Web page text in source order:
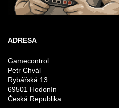
ADRESA
Gamecontrol
Petr Chvál
Rybářská 13
69501 Hodonín
Česká Republika